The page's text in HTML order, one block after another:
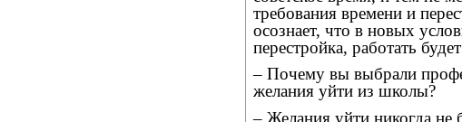
требования времени и
осознает, что в новых
перестройка, работать
– Почему вы выбрали
желания уйти из школы?
– Желания уйти никогда не